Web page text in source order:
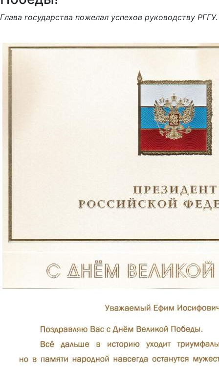
Глава государства пожелал успехов руководству РГГУ.